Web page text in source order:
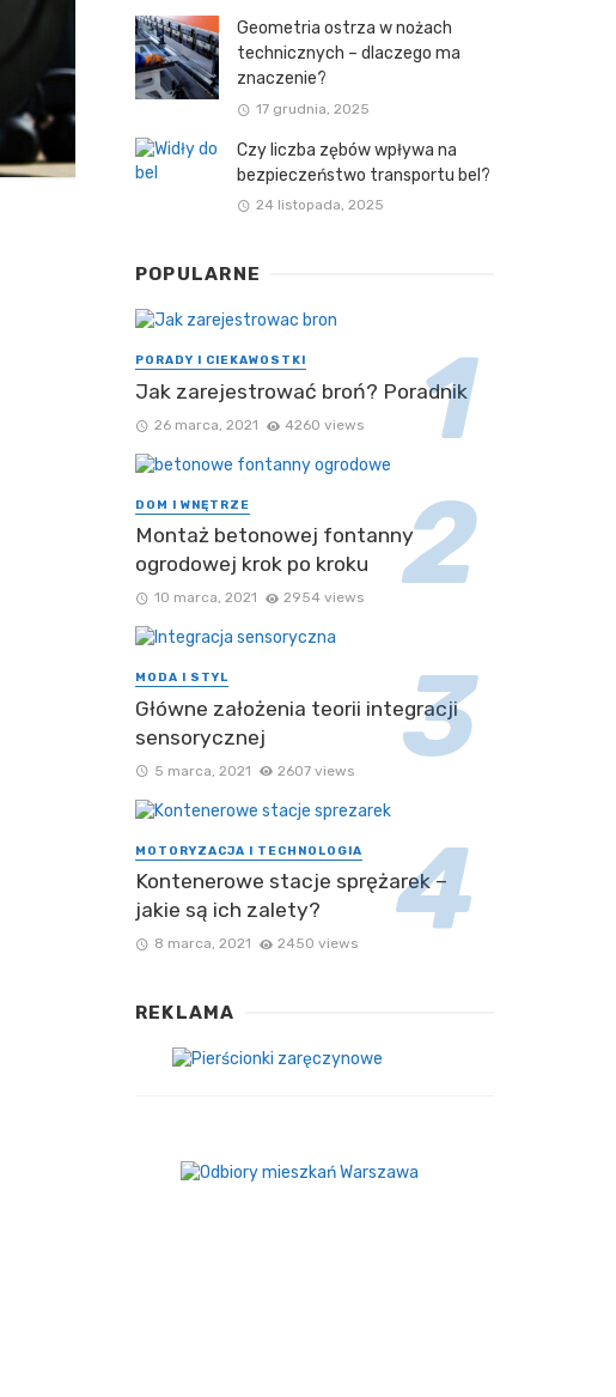
Geometria ostrza w nożach
technicznych – dlaczego ma
znaczenie?
17 grudnia, 2025
Czy liczba zębów wpływa na
bezpieczeństwo transportu bel?
24 listopada, 2025
POPULARNE
PORADY I CIEKAWOSTKI
Jak zarejestrować broń? Poradnik
26 marca, 2021 4260 views
DOM I WNĘTRZE
Montaż betonowej fontanny
ogrodowej krok po kroku
10 marca, 2021 2954 views
MODA I STYL
Główne założenia teorii integracji
sensorycznej
5 marca, 2021 2607 views
MOTORYZACJA I TECHNOLOGIA
Kontenerowe stacje sprężarek –
jakie są ich zalety?
8 marca, 2021 2450 views
REKLAMA